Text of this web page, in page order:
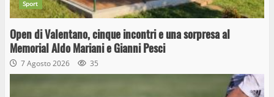
Sport
Open di Valentano, cinque incontri e una sorpresa al
Memorial Aldo Mariani e Gianni Pesci
7 Agosto 2026 35